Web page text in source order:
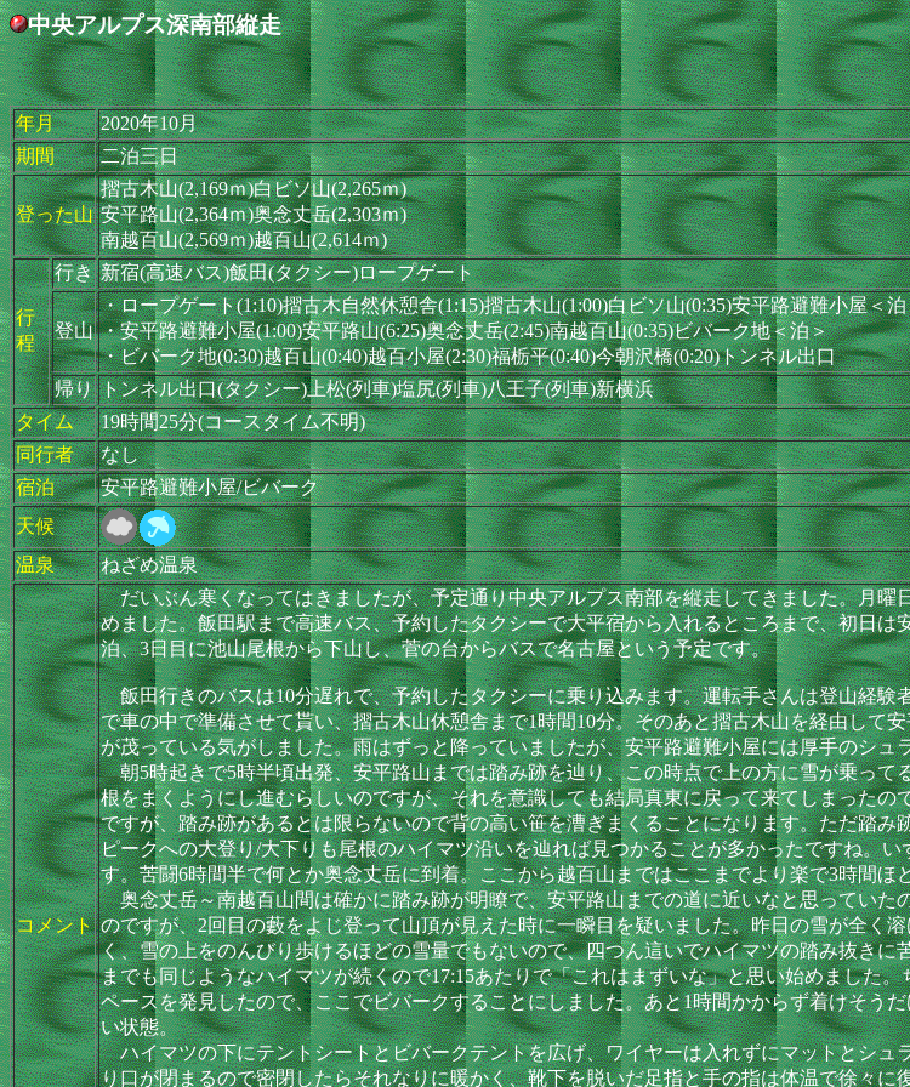
中央アルプス深南部縦走
年月
2020年10月
期間
二泊三日
登った山
摺古木山(2,169ｍ)白ビソ山(2,265ｍ)
安平路山(2,364ｍ)奥念丈岳(2,303ｍ)
南越百山(2,569ｍ)越百山(2,614ｍ)
行
程
行き 新宿(高速バス)飯田(タクシー)ロープゲート
登山
・ロープゲート(1:10)摺古木自然休憩舎(1:15)摺古木山(1:00)白ビソ山(0:35)安平路避難小屋＜
・安平路避難小屋(1:00)安平路山(6:25)奥念丈岳(2:45)南越百山(0:35)ビバーク地＜泊＞
・ビバーク地(0:30)越百山(0:40)越百小屋(2:30)福栃平(0:40)今朝沢橋(0:20)トンネル出口
帰り トンネル出口(タクシー)上松(列車)塩尻(列車)八王子(列車)新横浜
タイム
19時間25分(コースタイム不明)
同行者
なし
宿泊
安平路避難小屋/ビバーク
天候
温泉
ねざめ温泉
コメント
だいぶん寒くなってはきましたが、予定通り中央アルプス南部を縦走してきました。月曜
めました。飯田駅まで高速バス、予約したタクシーで大平宿から入れるところまで、初日
泊、3日目に池山尾根から下山し、菅の台からバスで名古屋という予定です。
飯田行きのバスは10分遅れで、予約したタクシーに乗り込みます。運転手さんは登山経験
で車の中で準備させて貰い、摺古木山休憩舎まで1時間10分。そのあと摺古木山を経由して
が茂っている気がしました。雨はずっと降っていましたが、安平路避難小屋には厚手のシ
朝5時起きで5時半頃出発、安平路山までは踏み跡を辿り、この時点で上の方に雪が乗って
根をまくようにし進むらしいのですが、それを意識しても結局真東に戻って来てしまった
ですが、踏み跡があるとは限らないので背の高い笹を漕ぎまくることになります。ただ踏
ピークへの大登り/大下りも尾根のハイマツ沿いを辿れば見つかることが多かったですね。
す。苦闘6時間半で何とか奥念丈岳に到着。ここから越百山まではここまでより楽で3時間
奥念丈岳～南越百山間は確かに踏み跡が明瞭で、安平路山までの道に近いなと思っていた
のですが、2回目の藪をよじ登って山頂が見えた時に一瞬目を疑いました。昨日の雪が全く
く、雪の上をのんびり歩けるほどの雪量でもないので、四つん這いでハイマツの踏み抜き
までも同じようなハイマツが続くので17:15あたりで「これはまずいな」と思い始めました
ペースを発見したので、ここでビバークすることにしました。あと1時間かからず着けそう
い状態。
ハイマツの下にテントシートとビバークテントを広げ、ワイヤーは入れずにマットとシュ
り口が閉まるので密閉したらそれなりに暖かく、靴下を脱いだ足指と手の指は体温で徐々